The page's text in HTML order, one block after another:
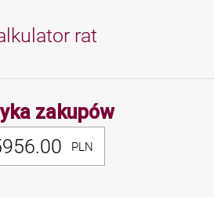
rat
zakupówMinimalna
PLN